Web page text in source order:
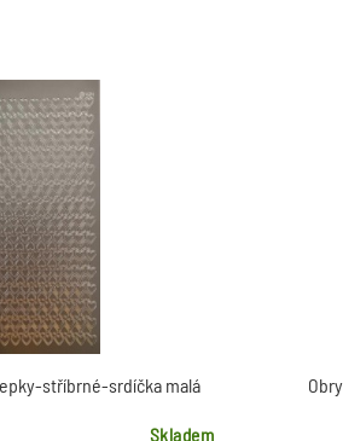
stříbrné-srdíčka malá
Skladem